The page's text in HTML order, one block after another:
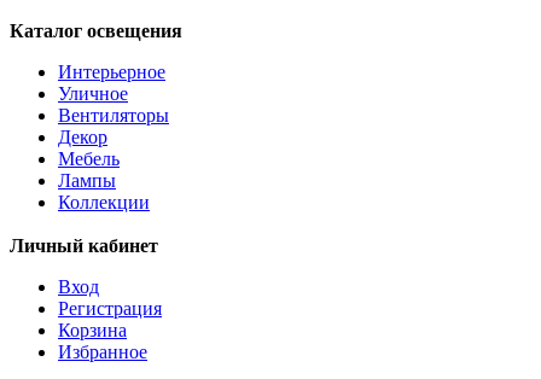
ANJABE
ANTELAO
ANTIPOLO
ANWICK
ANWICK 1
ANZINO
APRICALE
ARACENA
ARANZOLA
ARGOLIS 2
ARISCANI
ARISCANI 2
ARNHEM
Каталог освещения
Интерьерное
Уличное
Вентиляторы
Декор
Мебель
Лампы
Коллекции
Личный кабинет
Вход
Регистрация
Корзина
Избранное